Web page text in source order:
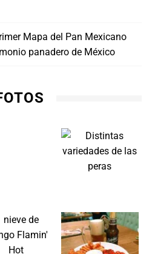
Mapa del Pan Mexicano
panadero de México